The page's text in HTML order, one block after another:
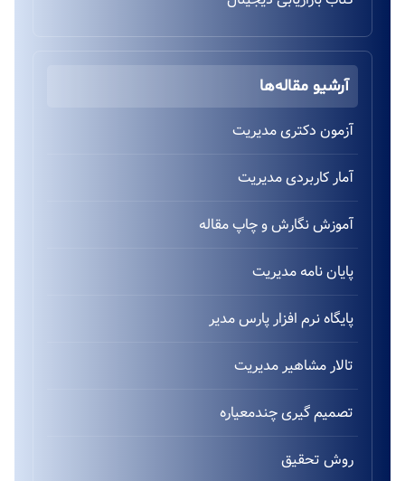
آرشیو مقاله‌ها
آزمون دکتری مدیریت
آمار کاربردی مدیریت
آموزش نگارش و چاپ مقاله
پایان نامه مدیریت
پایگاه نرم افزار پارس مدیر
تالار مشاهیر مدیریت
تصمیم گیری چندمعیاره
روش تحقیق